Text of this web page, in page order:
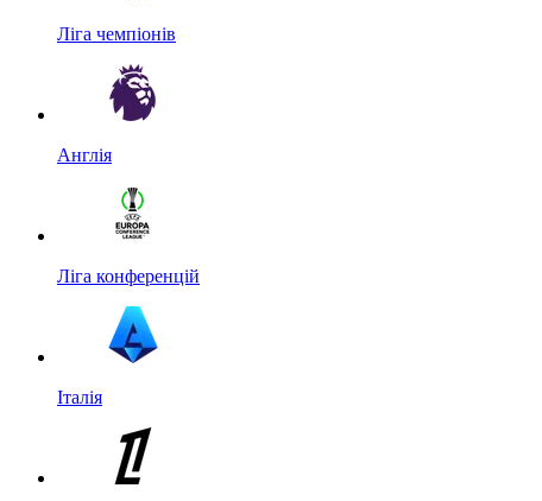
Ліга чемпіонів
Англія
Ліга конференцій
Італія